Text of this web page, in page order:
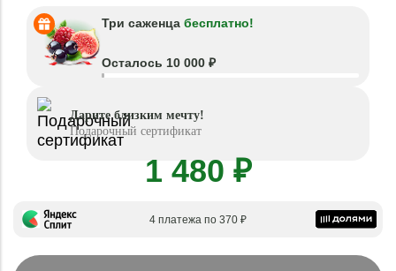
Три саженца бесплатно!
Осталось 10 000 ₽
Дарите близким мечту!
Подарочный сертификат
1 480 ₽
4 платежа по 370 ₽